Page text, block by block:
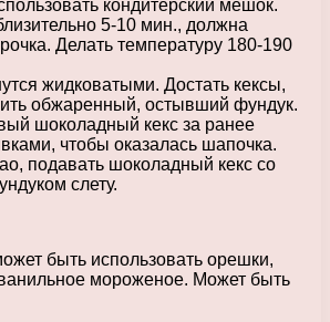
кондитерский мешок.
5-10 мин., должна
Делать температуру 180-190
жидковатыми. Достать кексы,
обжаренный, остывший фундук.
шоколадный кекс за ранее
чтобы оказалась шапочка.
подавать шоколадный кекс со
слету.
быть использовать орешки,
мороженое. Может быть